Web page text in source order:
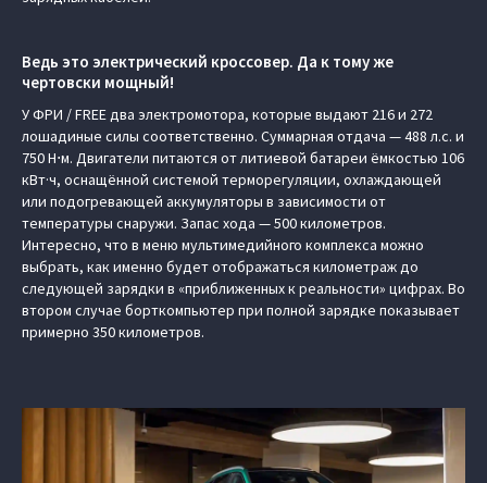
Ведь это электрический кроссовер. Да к тому же
чертовски мощный!
У ФРИ / FREE два электромотора, которые выдают 216 и 272
лошадиные силы соответственно. Суммарная отдача — 488 л.с. и
750 Н⋅м. Двигатели питаются от литиевой батареи ёмкостью 106
кВт·ч, оснащённой системой терморегуляции, охлаждающей
или подогревающей аккумуляторы в зависимости от
температуры снаружи. Запас хода — 500 километров.
Интересно, что в меню мультимедийного комплекса можно
выбрать, как именно будет отображаться километраж до
следующей зарядки в «приближенных к реальности» цифрах. Во
втором случае борткомпьютер при полной зарядке показывает
примерно 350 километров.